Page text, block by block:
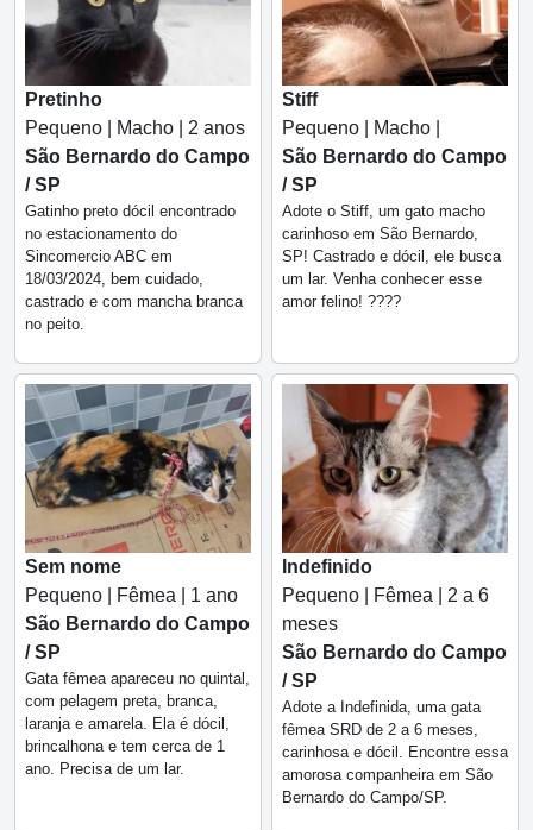
Pretinho
Pequeno | Macho | 2 anos
São Bernardo do Campo
/ SP
Gatinho preto dócil encontrado
no estacionamento do
Sincomercio ABC em
18/03/2024, bem cuidado,
castrado e com mancha branca
no peito.
Stiff
Pequeno | Macho |
São Bernardo do Campo
/ SP
Adote o Stiff, um gato macho
carinhoso em São Bernardo,
SP! Castrado e dócil, ele busca
um lar. Venha conhecer esse
amor felino! ????
Sem nome
Pequeno | Fêmea | 1 ano
São Bernardo do Campo
/ SP
Gata fêmea apareceu no quintal,
com pelagem preta, branca,
laranja e amarela. Ela é dócil,
brincalhona e tem cerca de 1
ano. Precisa de um lar.
Indefinido
Pequeno | Fêmea | 2 a 6
meses
São Bernardo do Campo
/ SP
Adote a Indefinida, uma gata
fêmea SRD de 2 a 6 meses,
carinhosa e dócil. Encontre essa
amorosa companheira em São
Bernardo do Campo/SP.